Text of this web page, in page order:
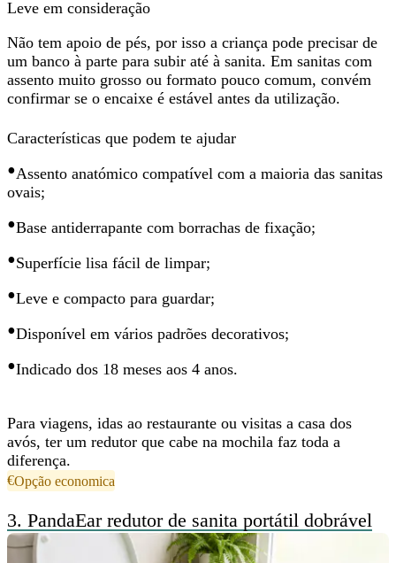
Leve em consideração
Não tem apoio de pés, por isso a criança pode precisar de
um banco à parte para subir até à sanita. Em sanitas com
assento muito grosso ou formato pouco comum, convém
confirmar se o encaixe é estável antes da utilização.
Características que podem te ajudar
•Assento anatómico compatível com a maioria das sanitas
ovais;
•Base antiderrapante com borrachas de fixação;
•Superfície lisa fácil de limpar;
•Leve e compacto para guardar;
•Disponível em vários padrões decorativos;
•Indicado dos 18 meses aos 4 anos.
Para viagens, idas ao restaurante ou visitas a casa dos
avós, ter um redutor que cabe na mochila faz toda a
diferença.
€Opção economica
3. PandaEar redutor de sanita portátil dobrável